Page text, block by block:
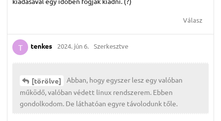
Válasz
T tenkes 2024. jún 6. Szerkesztve
[törölve]
Abban, hogy egyszer lesz egy valóban
működő, valóban védett linux rendszerem. Ebben
gondolkodom. De láthatóan egyre távolodunk tőle.